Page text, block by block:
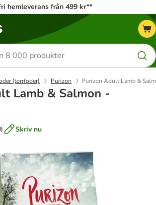
hemleverans från 499 kr**
(torrfoder) Purizon Purizon Adult Lamb &
Lamb & Salmon -
) Skriv nu